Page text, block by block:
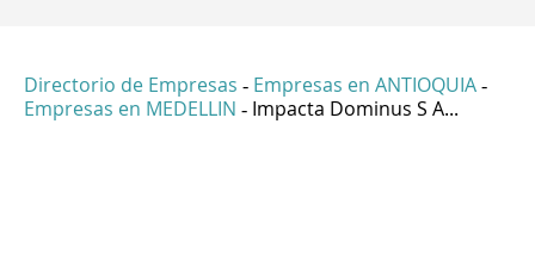
Directorio de Empresas - Empresas en ANTIOQUIA -
Empresas en MEDELLIN - Impacta Dominus S A...